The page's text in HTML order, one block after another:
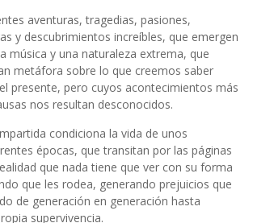
aventuras, tragedias, pasiones,
y descubrimientos increíbles, que emergen
música y una naturaleza extrema, que
metáfora sobre lo que creemos saber
presente, pero cuyos acontecimientos más
nos resultan desconocidos.
condiciona la vida de unos
épocas, que transitan por las páginas
que nada tiene que ver con su forma
que les rodea, generando prejuicios que
de generación en generación hasta
supervivencia.